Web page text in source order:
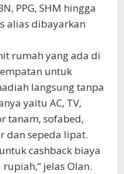
PPG, SHM hingga
alias dibayarkan
rumah yang ada di
untuk
langsung tanpa
yaitu AC, TV,
tanam, sofabed,
dan sepeda lipat.
cashback biaya
jelas Olan.